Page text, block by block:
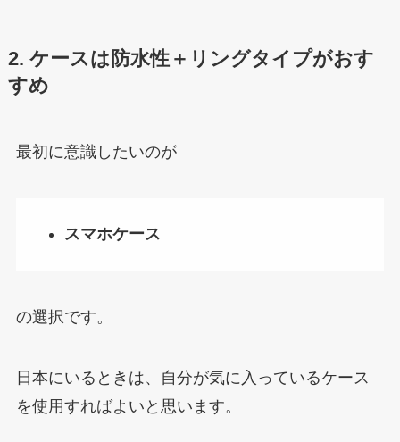
2. ケースは防水性＋リングタイプがおす
すめ
最初に意識したいのが
スマホケース
の選択です。
日本にいるときは、自分が気に入っているケース
を使用すればよいと思います。